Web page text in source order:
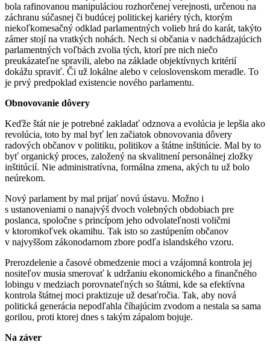
bola rafinovanou manipuláciou rozhorčenej verejnosti, určenou na
záchranu súčasnej či budúcej politickej kariéry tých, ktorým
niekoľkomesačný odklad parlamentných volieb hrá do karát, takýto
zámer stojí na vratkých nohách. Nech si občania v nadchádzajúcich
parlamentných voľbách zvolia tých, ktorí pre nich niečo
preukázateľne spravili, alebo na základe objektívnych kritérií
dokážu spraviť. Či už lokálne alebo v celoslovenskom meradle. To
je prvý predpoklad existencie nového parlamentu.
Obnovovanie dôvery
Keďže štát nie je potrebné zakladať odznova a evolúcia je lepšia ako
revolúcia, toto by mal byť len začiatok obnovovania dôvery
radových občanov v politiku, politikov a štátne inštitúcie. Mal by to
byť organický proces, založený na skvalitnení personálnej zložky
inštitúcií. Nie administratívna, formálna zmena, akých tu už bolo
neúrekom.
Nový parlament by mal prijať novú ústavu. Možno i
s ustanoveniami o nanajvýš dvoch volebných obdobiach pre
poslanca, spoločne s princípom jeho odvolateľnosti voličmi
v ktoromkoľvek okamihu. Tak isto so zastúpením občanov
v najvyššom zákonodarnom zbore podľa islandského vzoru.
Prerozdelenie a časové obmedzenie moci a vzájomná kontrola jej
nositeľov musia smerovať k udržaniu ekonomického a finančného
lobingu v medziach porovnateľných so štátmi, kde sa efektívna
kontrola štátnej moci praktizuje už desaťročia. Tak, aby nová
politická generácia nepodľahla číhajúcim zvodom a nestala sa sama
gorilou, proti ktorej dnes s takým zápalom bojuje.
Na záver